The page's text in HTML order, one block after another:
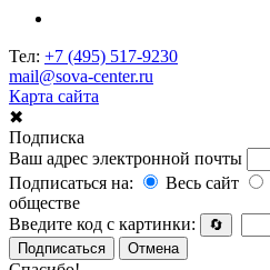
Тел: +7 (495) 517-9230
mail@sova-center.ru
Карта сайта
✖
Подписка
Ваш адрес электронной почты
Подписаться на:
Весь сайт
обществе
Введите код с картинки:
🔄
Подписаться
Отмена